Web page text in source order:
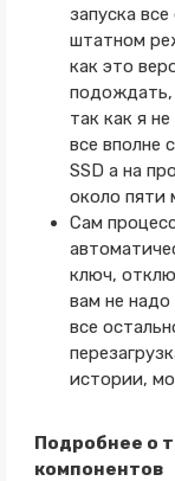
запуска
штатном
как это
подождать,
так как я
все вполне
SSD а на
около пяти
Сам
ключ,
вам не
все
истории,
Подробнее о
компонентов